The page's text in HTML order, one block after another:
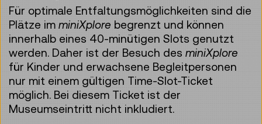
Für optimale Entfaltungsmöglichkeiten sind die
Plätze im miniXplore begrenzt und können
innerhalb eines 40-minütigen Slots genutzt
werden. Daher ist der Besuch des miniXplore
für Kinder und erwachsene Begleitpersonen
nur mit einem gültigen Time-Slot-Ticket
möglich. Bei diesem Ticket ist der
Museumseintritt nicht inkludiert.